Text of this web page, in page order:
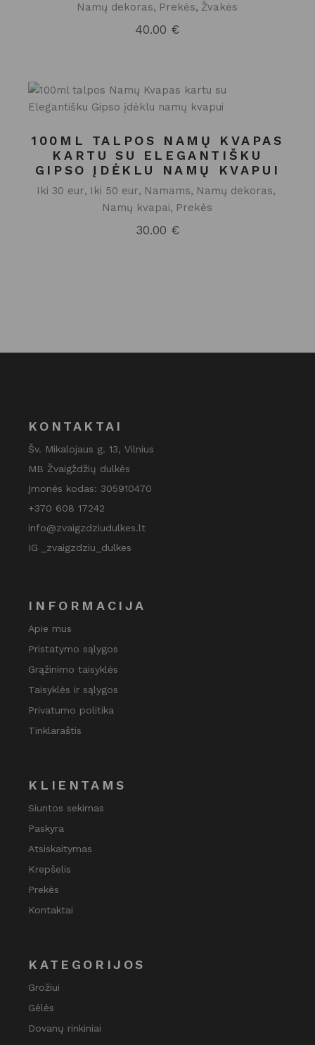
Namų dekoras
Prekės Žvakės
40.00 €
100ML TALPOS NAMŲ KVAPAS
KARTU SU ELEGANTIŠKU
GIPSO ĮDĖKLU NAMŲ KVAPUI
Iki 30 eur Iki 50 eur Namams
Namų dekoras
Namų kvapai
Prekės
30.00 €
KONTAKTAI
Šv. Mikalojaus g. 13, Vilnius
MB Žvaigždžių dulkės
Įmonės kodas: 305910470
+370 608 17242
info@zvaigzdziudulkes.lt
IG _zvaigzdziu_dulkes
INFORMACIJA
Apie mus
Pristatymo sąlygos
Grąžinimo taisyklės
Taisyklės ir sąlygos
Privatumo politika
Tinklaraštis
KLIENTAMS
Siuntos sekimas
Paskyra
Atsiskaitymas
Krepšelis
Prekės
Kontaktai
KATEGORIJOS
Grožiui
Gėlės
Dovanų rinkiniai